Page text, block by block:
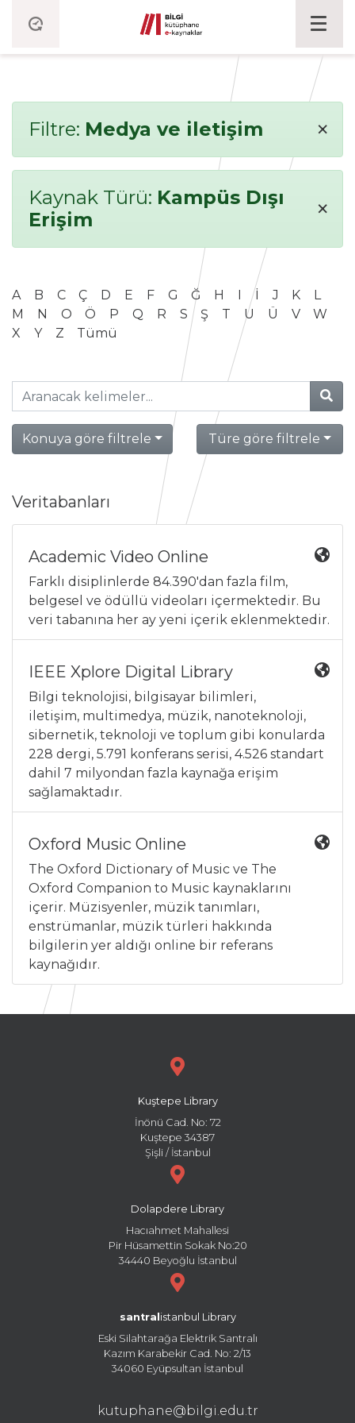
Filtre: Medya ve iletişim ×
Kaynak Türü: Kampüs Dışı
Erişim
×
A B C Ç D E F G Ğ H I İ J K
L
M
N O Ö P Q R S Ş T U Ü V
W
X
Y Z Tümü
Konuya göre filtrele Türe göre filtrele
Veritabanları
Academic Video Online
Farklı disiplinlerde 84.390'dan fazla film,
belgesel ve ödüllü videoları içermektedir. Bu
veri tabanına her ay yeni içerik eklenmektedir.
IEEE Xplore Digital Library
Bilgi teknolojisi, bilgisayar bilimleri,
iletişim, multimedya, müzik, nanoteknoloji,
sibernetik, teknoloji ve toplum gibi konularda
228 dergi, 5.791 konferans serisi, 4.526 standart
dahil 7 milyondan fazla kaynağa erişim
sağlamaktadır.
Oxford Music Online
The Oxford Dictionary of Music ve The
Oxford Companion to Music kaynaklarını
içerir. Müzisyenler, müzik tanımları,
enstrümanlar, müzik türleri hakkında
bilgilerin yer aldığı online bir referans
kaynağıdır.
Kuştepe Library
İnönü Cad. No: 72
Kuştepe 34387
Şişli / İstanbul
Dolapdere Library
Hacıahmet Mahallesi
Pir Hüsamettin Sokak No:20
34440 Beyoğlu İstanbul
santral istanbul Library
Eski Silahtarağa Elektrik Santralı
Kazım Karabekir Cad. No: 2/13
34060 Eyüpsultan İstanbul
kutuphane@bilgi.edu.tr